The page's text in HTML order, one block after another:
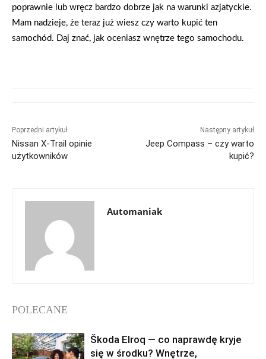
poprawnie lub wręcz bardzo dobrze jak na warunki azjatyckie.
Mam nadzieje, że teraz już wiesz czy warto kupić ten
samochód. Daj znać, jak oceniasz wnętrze tego samochodu.
Poprzedni artykuł
Nissan X-Trail opinie
użytkowników
Następny artykuł
Jeep Compass – czy warto
kupić?
Automaniak
POLECANE
Škoda Elroq — co naprawdę kryje
się w środku? Wnętrze,